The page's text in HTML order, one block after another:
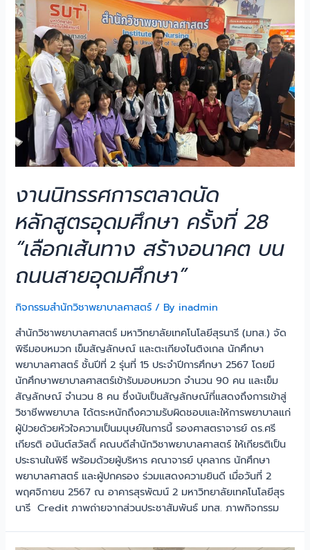
งานนิทรรศการตลาดนัด
หลักสูตรอุดมศึกษา ครั้งที่ 28
“เลือกเส้นทาง สร้างอนาคต บน
ถนนสายอุดมศึกษา”
กิจกรรมสำนักวิชาพยาบาลศาสตร์ / By inadmin
สำนักวิชาพยาบาลศาสตร์ มหาวิทยาลัยเทคโนโลยีสุรนารี (มทส.) จัด
พิธีมอบหมวก เข็มสัญลักษณ์ และตะเกียงไนติงเกล นักศึกษา
พยาบาลศาสตร์ ชั้นปีที่ 2 รุ่นที่ 15 ประจำปีการศึกษา 2567 โดยมี
นักศึกษาพยาบาลศาสตร์เข้ารับมอบหมวก จำนวน 90 คน และเข็ม
สัญลักษณ์ จำนวน 8 คน ซึ่งนับเป็นสัญลักษณ์ที่แสดงถึงการเข้าสู่
วิชาชีพพยาบาล ได้ตระหนักถึงความรับผิดชอบและให้การพยาบาลแก่
ผู้ป่วยด้วยหัวใจความเป็นมนุษย์ในการนี้ รองศาสตราจารย์ ดร.ศรี
เกียรติ อนันต์สวัสดิ์ คณบดีสำนักวิชาพยาบาลศาสตร์ ให้เกียรติเป็น
ประธานในพิธี พร้อมด้วยผู้บริหาร คณาจารย์ บุคลากร นักศึกษา
พยาบาลศาสตร์ และผู้ปกครอง ร่วมแสดงความยินดี เมื่อวันที่ 2
พฤศจิกายน 2567 ณ อาคารสุรพัฒน์ 2 มหาวิทยาลัยเทคโนโลยีสุร
นารี Credit ภาพถ่ายจากส่วนประชาสัมพันธ์ มทส. ภาพกิจกรรม